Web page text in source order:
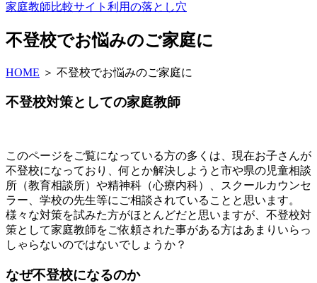
家庭教師比較サイト利用の落とし穴
不登校でお悩みのご家庭に
HOME ＞ 不登校でお悩みのご家庭に
不登校対策としての家庭教師
このページをご覧になっている方の多くは、現在お子さんが
不登校になっており、何とか解決しようと市や県の児童相談
所（教育相談所）や精神科（心療内科）、スクールカウンセ
ラー、学校の先生等にご相談されていることと思います。
様々な対策を試みた方がほとんどだと思いますが、不登校対
策として家庭教師をご依頼された事がある方はあまりいらっ
しゃらないのではないでしょうか？
なぜ不登校になるのか